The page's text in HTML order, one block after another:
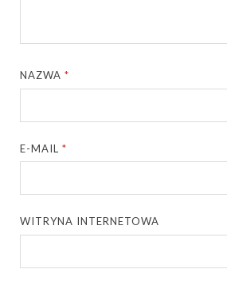
NAZWA*
E-MAIL*
WITRYNA INTERNETOWA